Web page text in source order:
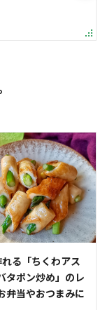
る「ちくわアス
タポン炒め」のレ
弁当やおつまみに